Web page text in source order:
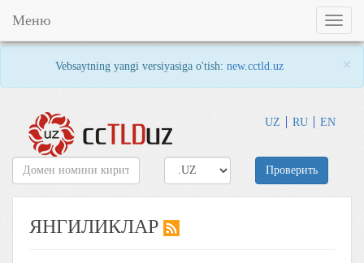
Vebsaytning yangi versiyasiga o'tish: new.cctld.uz ×
UZ RU EN
Toggle
Меню
Проверить
ЯНГИЛИКЛАР